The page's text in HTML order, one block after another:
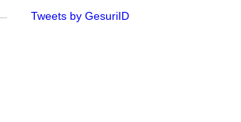
Tweets by GesuriID